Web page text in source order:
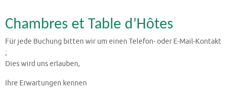
Chambres et Table d’Hôtes
Für jede Buchung bitten wir um einen Telefon- oder E-Mail-Kontakt
;
Dies wird uns erlauben,
Ihre Erwartungen kennen